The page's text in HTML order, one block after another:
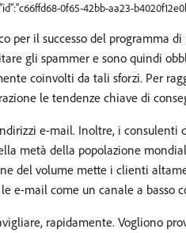
0f65-42bb-aa23-
per il successo del
gli spammer e sono quindi
coinvolti da tali sforzi. Per
le tendenze chiave di
e-mail. Inoltre, i
metà della popolazione
del volume mette i clienti
e-mail come un canale a
rapidamente. Vogliono